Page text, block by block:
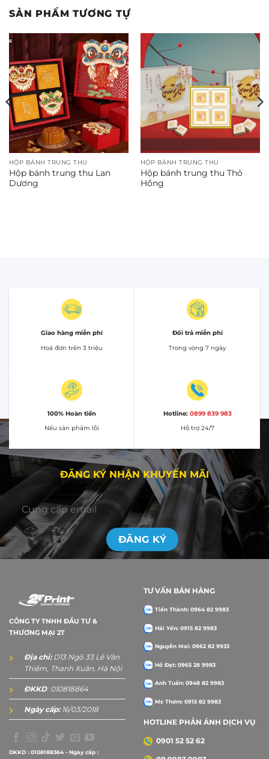
SẢN PHẨM TƯƠNG TỰ
HỘP BÁNH TRUNG THU
Hộp bánh trung thu Lan
Dương
HỘP BÁNH TRUNG THU
Hộp bánh trung thu Thỏ
Hồng
Giao hàng miễn phí
Hoá đơn trên 3 triệu
Đổi trả miễn phí
Trong vòng 7 ngày
100% Hoàn tiền
Nếu sản phẩm lỗi
Hotline: 0899 839 983
Hỗ trợ 24/7
ĐĂNG KÝ NHẬN KHUYẾN MÃI
CÔNG TY TNHH ĐẦU TƯ &
THƯƠNG MẠI 2T
Địa chỉ:D13 Ngõ 33 Lê Văn
Thiêm, Thanh Xuân, Hà Nội
ĐKKD: 010818864
Ngày cấp:16/03/2018
DKKD : 0108188364 - Ngày cấp :
TƯ VẤN BÁN HÀNG
Tiến Thành: 0964 82 9983
Hải Yến: 0915 82 9983
Nguyễn Mai: 0962 82 9933
Hồ Đạt: 0965 28 9983
Anh Tuấn: 0948 82 9983
Ms Thơm: 0915 82 9983
HOTLINE PHẢN ÁNH DỊCH VỤ
0901 52 52 62